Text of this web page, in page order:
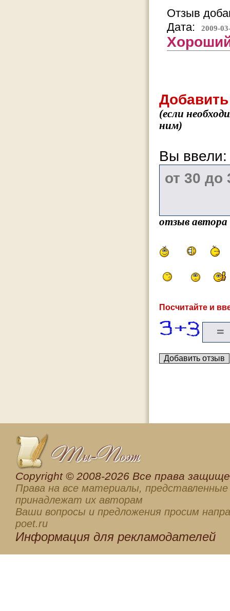
Отзыв
Дата:
2009-
(если
ним)
Вы
отзыв
Посчитайте и
Сopyright © 2008-2026 Все права
Права на все материалы, представленные
принадлежат их авторам
Ваши вопросы и предложения просим
poet.ru
Информация для рекламодателей